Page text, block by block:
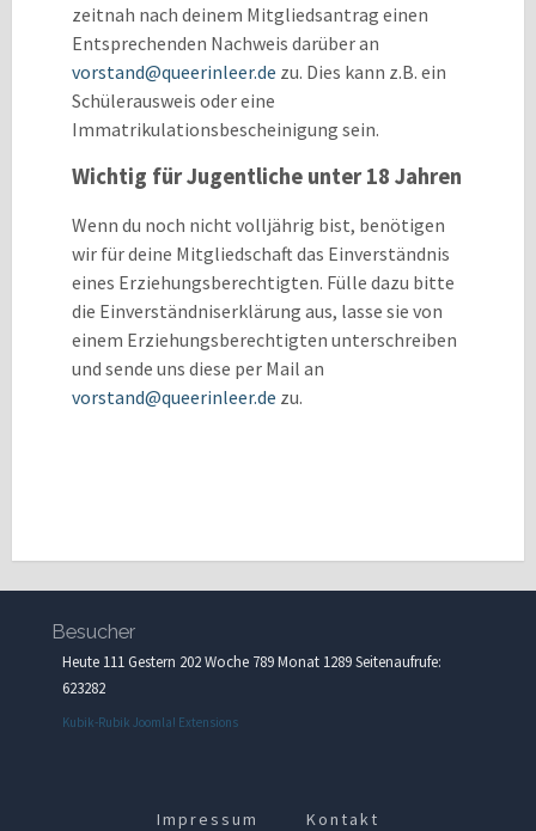
zeitnah nach deinem Mitgliedsantrag einen
Entsprechenden Nachweis darüber an
vorstand@queerinleer.de zu. Dies kann z.B. ein
Schülerausweis oder eine
Immatrikulationsbescheinigung sein.
Wichtig für Jugentliche unter 18 Jahren
Wenn du noch nicht volljährig bist, benötigen
wir für deine Mitgliedschaft das Einverständnis
eines Erziehungsberechtigten. Fülle dazu bitte
die Einverständniserklärung aus, lasse sie von
einem Erziehungsberechtigten unterschreiben
und sende uns diese per Mail an
vorstand@queerinleer.de zu.
Besucher
Heute 111 Gestern 202 Woche 789 Monat 1289 Seitenaufrufe:
623282
Kubik-Rubik Joomla! Extensions
Impressum Kontakt